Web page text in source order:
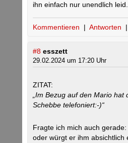
ihn einfach nur unendlich leid.
Kommentieren | Antworten |
#8 esszett
29.02.2024 um 17:20 Uhr
ZITAT:
„Im Bezug auf den Mario hat
Schebbe telefoniert:-)“
Fragte ich mich auch
oder würgt er ihm absichtlich